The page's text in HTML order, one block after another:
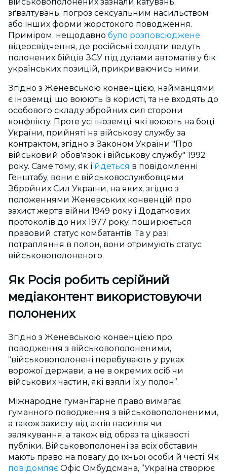
зґвалтувань, погроз сексуальним насильством
або інших форми жорстокого поводження.
Приміром, нещодавно було розповсюджене
відеосвідчення, де російські солдати ведуть
полонених бійців ЗСУ під дулами автоматів у бік
українських позицій, прикриваючись ними.
Згідно з Женевською конвенцією, найманцями
є іноземці, що воюють із користі, та не входять до
особового складу збройних сил сторони
конфлікту. Проте усі іноземці, які воюють на боці
України, прийняті на військову службу за
контрактом, згідно з Законом України "Про
військовий обов'язок і військову службу" 1992
року. Саме тому, як і йдеться в повідомленні
Генштабу, вони є військовослужбовцями
Збройних Сил України, на яких, згідно з
положеннями Женевських конвенцій про
захист жертв війни 1949 року і Додаткових
протоколів до них 1977 року, поширюється
правовий статус комбатантів. Та у разі
потрапляння в полон, вони отримують статус
військовополоненого.
Як Росія робить серійний
медіаконтент використовуючи
полонених
Згідно з Женевською конвенцією про
поводження з військовополоненими,
“військовополонені перебувають у руках
ворожої держави, а не в окремих осіб чи
військових частин, які взяли їх у полон”.
Міжнародне гуманітарне право вимагає
гуманного поводження з військовополоненими,
а також захисту від актів насилля чи
залякування, а також від образ та цікавості
публіки. Військовополонені за всіх обставин
мають право на повагу до їхньої особи й честі. Як
повідомляє Офіс Омбудсмана, “Україна створює